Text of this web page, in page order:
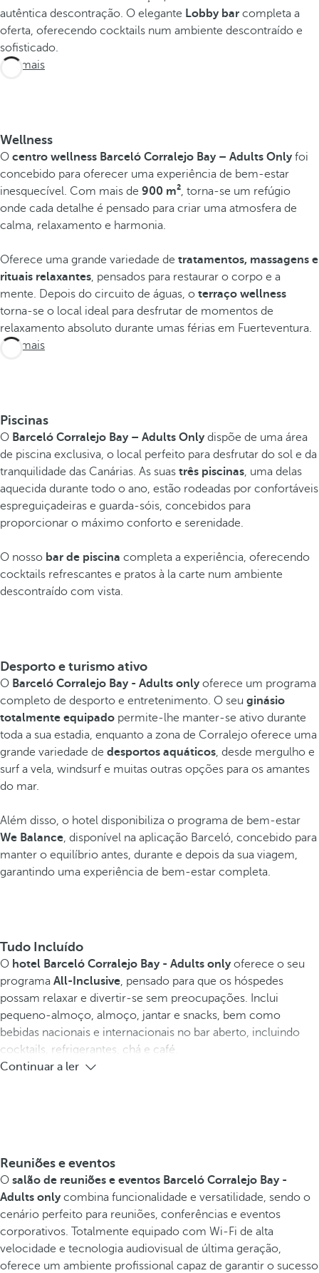
autêntica descontração. O elegante Lobby bar completa a
oferta, oferecendo cocktails num ambiente descontraído e
sofisticado.
Ver mais
Wellness
O centro wellness Barceló Corralejo Bay – Adults Onlyfoi
concebido para oferecer uma experiência de bem-estar
inesquecível. Com mais de 900 m², torna-se um refúgio
onde cada detalhe é pensado para criar uma atmosfera de
calma, relaxamento e harmonia.
Oferece uma grande variedade de tratamentos, massagens e
rituais relaxantes, pensados para restaurar o corpo e a
mente. Depois do circuito de águas, o terraço wellness
torna-se o local ideal para desfrutar de momentos de
relaxamento absoluto durante umas férias em Fuerteventura.
Ver mais
Piscinas
O Barceló Corralejo Bay – Adults Onlydispõe de uma área
de piscina exclusiva, o local perfeito para desfrutar do sol e da
tranquilidade das Canárias. As suas três piscinas, uma delas
aquecida durante todo o ano, estão rodeadas por confortáveis
espreguiçadeiras e guarda-sóis, concebidos para
proporcionar o máximo conforto e serenidade.
O nosso bar de piscina completa a experiência, oferecendo
cocktails refrescantes e pratos à la carte num ambiente
descontraído com vista.
Desporto e turismo ativo
O Barceló Corralejo Bay - Adults onlyoferece um programa
completo de desporto e entretenimento. O seu ginásio
totalmente equipado permite-lhe manter-se ativo durante
toda a sua estadia, enquanto a zona de Corralejo oferece uma
grande variedade de desportos aquáticos, desde mergulho e
surf a vela, windsurf e muitas outras opções para os amantes
do mar.
Além disso, o hotel disponibiliza o programa de bem-estar
We Balance, disponível na aplicação Barceló, concebido para
manter o equilíbrio antes, durante e depois da sua viagem,
garantindo uma experiência de bem-estar completa.
Tudo Incluído
O hotel Barceló Corralejo Bay - Adults onlyoferece o seu
programa All-Inclusive, pensado para que os hóspedes
possam relaxar e divertir-se sem preocupações. Inclui
pequeno-almoço, almoço, jantar e snacks, bem como
bebidas nacionais e internacionais no bar aberto, incluindo
cocktails, refrigerantes, chá e café.
Continuar a ler
Reuniões e eventos
O salão de reuniões e eventos Barceló Corralejo Bay -
Adults onlycombina funcionalidade e versatilidade, sendo o
cenário perfeito para reuniões, conferências e eventos
corporativos. Totalmente equipado com Wi-Fi de alta
velocidade e tecnologia audiovisual de última geração,
oferece um ambiente profissional capaz de garantir o sucesso